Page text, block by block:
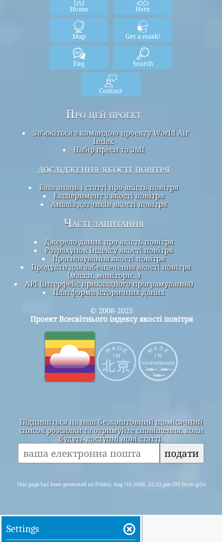
Home Here
Map Get a mask!
Faq Search
Contact
Про цей проект
Зв’яжіться з командою проекту World Air
Index
Набір преси та ЗМІ
дослідження якості повітря
База знань і статті про якість повітря
Експеримент з якості повітря
Аналіз датчиків якості повітря
Часті запитання
Джерело даних про якість повітря
Розрахунок індексу якості повітря
Прогнозування якості повітря
Продукти для забезпечення якості повітря
(маски, монітори…)
API (інтерфейс прикладного програмування)
Платформа історичних даних
© 2008-2025
Проект Всесвітнього індексу якості повітря
Підпишіться на наш безкоштовний щомісячний
список розсилки та отримуйте сповіщення, коли
будуть доступні нові статті.
подати
This page has been generated on Friday, Aug 7th 2026, 22:33 pm CST from jp2n
Settings